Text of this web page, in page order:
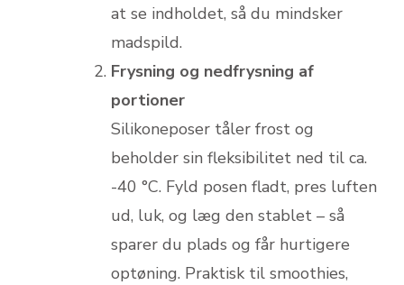
at se indholdet, så du mindsker
madspild.
Frysning og nedfrysning af
portioner
Silikoneposer tåler frost og
beholder sin fleksibilitet ned til ca.
-40 °C. Fyld posen fladt, pres luften
ud, luk, og læg den stablet – så
sparer du plads og får hurtigere
optøning. Praktisk til smoothies,